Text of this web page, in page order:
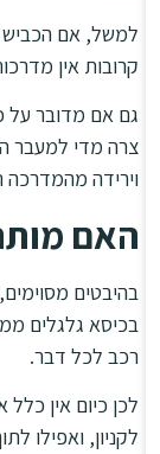
למשל, אם הכביש
קרובות אין
גם אם מדובר על
צרה מדי למעבר
וירידה מהמדרכה
האם
בהיבטים
בכיסא גלגלים
רכב לכל דבר.
לכן כיום אין כלל
לקניון, ואפילו